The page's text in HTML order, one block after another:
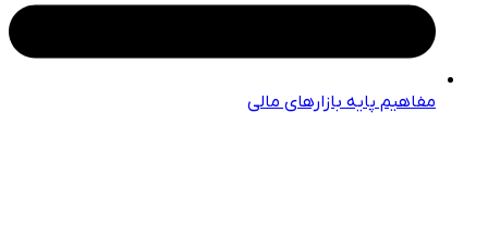
مفاهیم پایه بازارهای مالی